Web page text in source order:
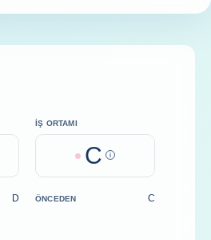
İŞ ORTAMI
C Help
D ÖNCEDEN C